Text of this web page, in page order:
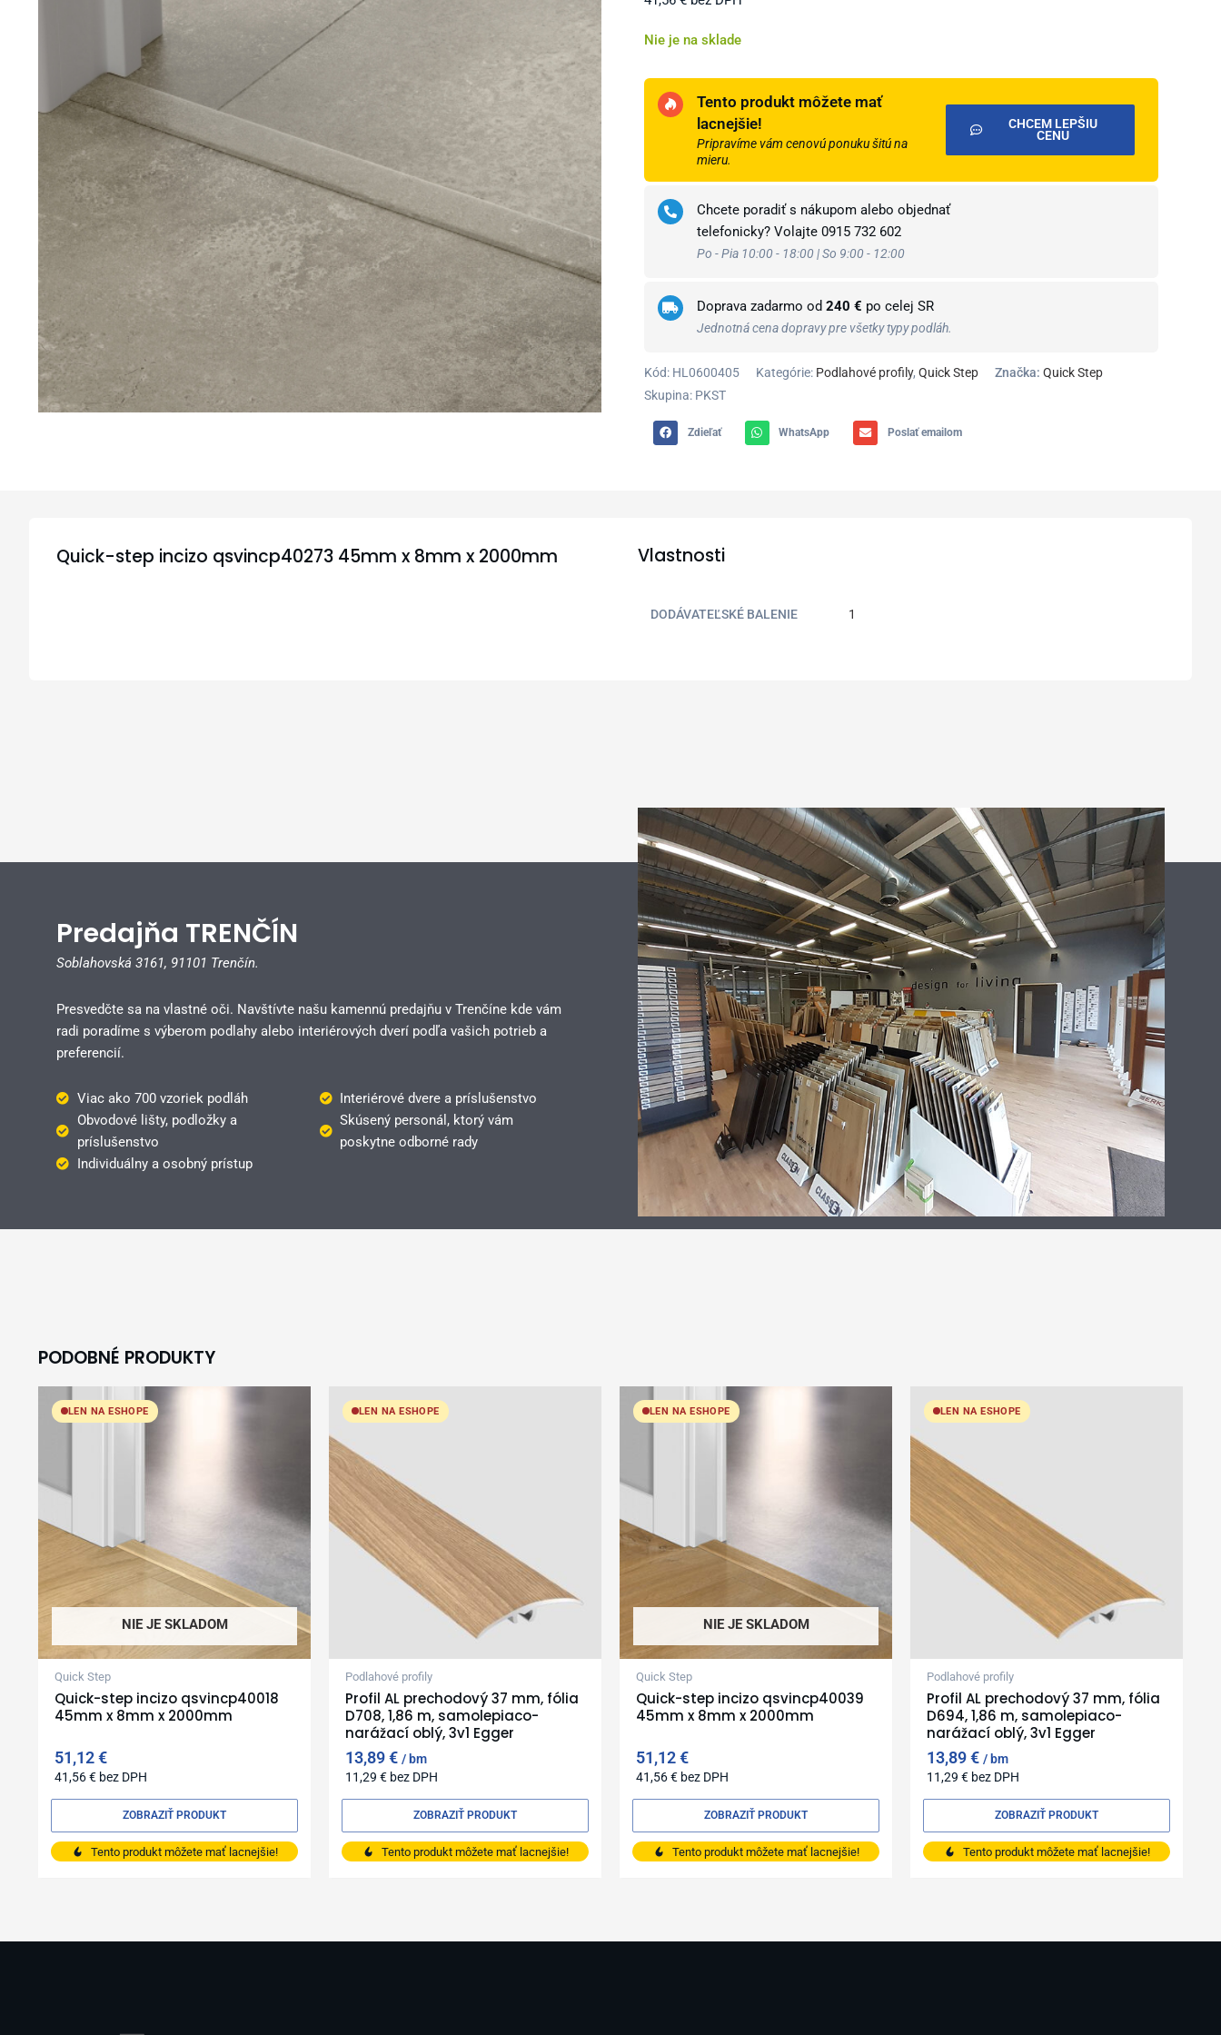
Nie je na sklade
Tento produkt môžete mať
lacnejšie!
Pripravíme vám cenovú ponuku šitú na
mieru.
CHCEM LEPŠIU
CENU
Chcete poradiť s nákupom alebo objednať
telefonicky? Volajte 0915 732 602
Po - Pia 10:00 - 18:00 | So 9:00 - 12:00
Doprava zadarmo od 240 € po celej SR
Jednotná cena dopravy pre všetky typy podláh.
Kód: HL0600405 Kategórie: Podlahové profily, Quick Step Značka: Quick Step
Skupina: PKST
Zdieľať WhatsApp Poslať emailom
Quick-step incizo qsvincp40273 45mm x 8mm x 2000mm Vlastnosti
DODÁVATEĽSKÉ BALENIE 1
Predajňa TRENČÍN
Soblahovská 3161, 91101 Trenčín.
Presvedčte sa na vlastné oči. Navštívte našu kamennú predajňu v Trenčíne kde vám
radi poradíme s výberom podlahy alebo interiérových dverí podľa vašich potrieb a
preferencií.
Viac ako 700 vzoriek podláh
Interiérové dvere a príslušenstvo
Obvodové lišty, podložky a
príslušenstvo
Skúsený personál, ktorý vám
poskytne odborné rady
Individuálny a osobný prístup
PODOBNÉ PRODUKTY
LEN NA ESHOPE
NIE JE SKLADOM
Quick Step
Quick-step incizo qsvincp40018
45mm x 8mm x 2000mm
51,12€
41,56€ bez DPH
Tento produkt môžete mať lacnejšie!
ZOBRAZIŤ PRODUKT
LEN NA ESHOPE
Podlahové profily
Profil AL prechodový 37 mm, fólia
D708, 1,86 m, samolepiaco-
narážací oblý, 3v1 Egger
13,89€ bm
11,29 € bez DPH
Tento produkt môžete mať lacnejšie!
ZOBRAZIŤ PRODUKT
LEN NA ESHOPE
NIE JE SKLADOM
Quick Step
Quick-step incizo qsvincp40039
45mm x 8mm x 2000mm
51,12€
41,56€ bez DPH
Tento produkt môžete mať lacnejšie!
ZOBRAZIŤ PRODUKT
LEN NA ESHOPE
Podlahové profily
Profil AL prechodový 37 mm, fólia
D694, 1,86 m, samolepiaco-
narážací oblý, 3v1 Egger
13,89€ bm
11,29 € bez DPH
Tento produkt môžete mať lacnejšie!
ZOBRAZIŤ PRODUKT